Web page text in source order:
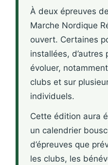
À deux épreuves
Marche Nordique
ouvert. Certaines
installées, d’autres
évoluer,
clubs et sur
individuels.
Cette édition aura
un calendrier
d’épreuves que
les clubs, les